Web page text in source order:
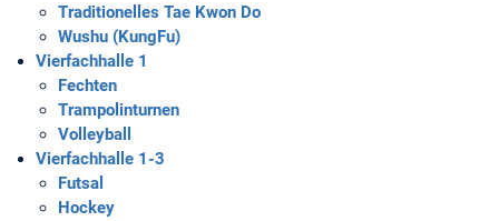
Traditionelles Tae Kwon Do
Wushu (KungFu)
Vierfachhalle 1
Fechten
Trampolinturnen
Volleyball
Vierfachhalle 1-3
Futsal
Hockey